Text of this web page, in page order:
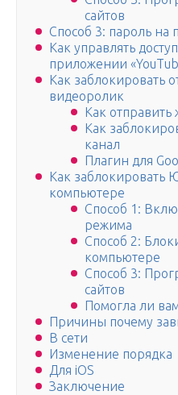
сайтов
Способ 3: пароль на
Как управлять
приложении
Как заблокировать
видеоролик
Как отправить
Как
канал
Плагин для
Как заблокировать
компьютере
Способ 1:
режима
Способ 2:
компьютере
Способ 3:
сайтов
Помогла ли вам
Причины почему
В сети
Изменение порядка
Для iOS
Заключение